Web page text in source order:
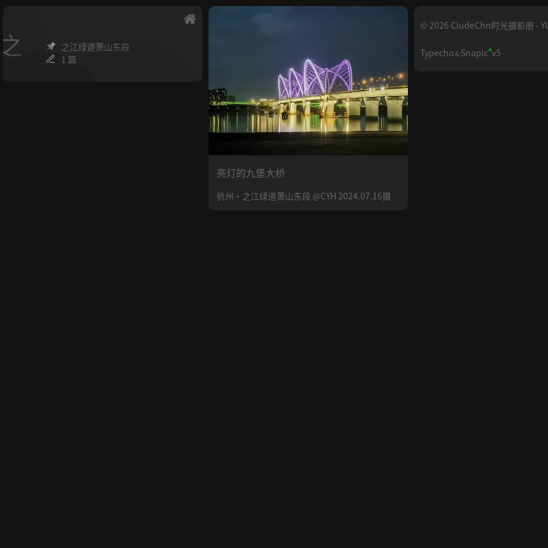
之江绿道萧山东段
1 篇
亮灯的九堡大桥
杭州·之江绿道萧山东段 @CYH 2024.07.16摄
© 2026 CludeChn时光摄影册 -
Typecho& Snapic+v5